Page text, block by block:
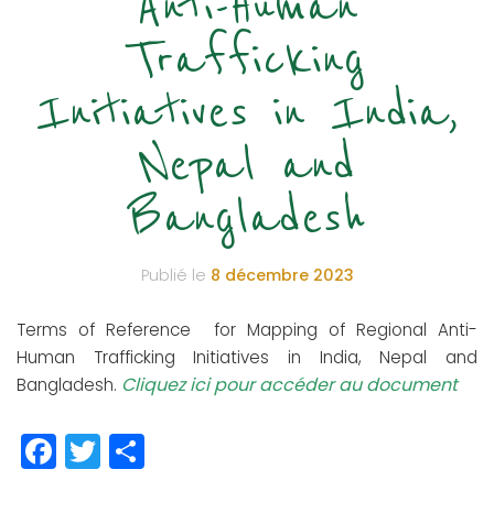
Trafficking
Initiatives in India,
Nepal and
Bangladesh
Publié le 8 décembre 2023
Terms of Reference for Mapping of Regional Anti-
Human Trafficking Initiatives in India, Nepal and
Bangladesh. Cliquez ici pour accéder au document
Facebook
Twitter